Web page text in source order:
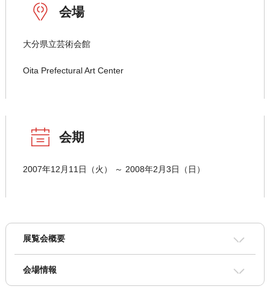
会場
大分県立芸術会館
Oita Prefectural Art Center
会期
2007年12月11日（火） ～ 2008年2月3日（日）
展覧会概要
会場情報